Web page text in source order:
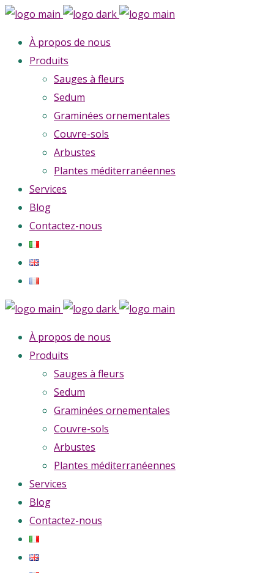
À propos de nous
Produits
Sauges à fleurs
Sedum
Graminées ornementales
Couvre-sols
Arbustes
Plantes méditerranéennes
Services
Blog
Contactez-nous
À propos de nous
Produits
Sauges à fleurs
Sedum
Graminées ornementales
Couvre-sols
Arbustes
Plantes méditerranéennes
Services
Blog
Contactez-nous